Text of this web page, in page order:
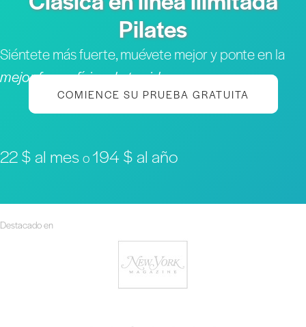
Pilates
Siéntete más fuerte, muévete mejor y ponte en la
mejor forma física de tu vida
COMIENCE SU PRUEBA GRATUITA
22 $ al meso194 $ al año
Destacado en